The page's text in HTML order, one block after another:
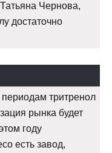
Чернова,
достаточно
тритренол
рынка будет
году
есть завод,